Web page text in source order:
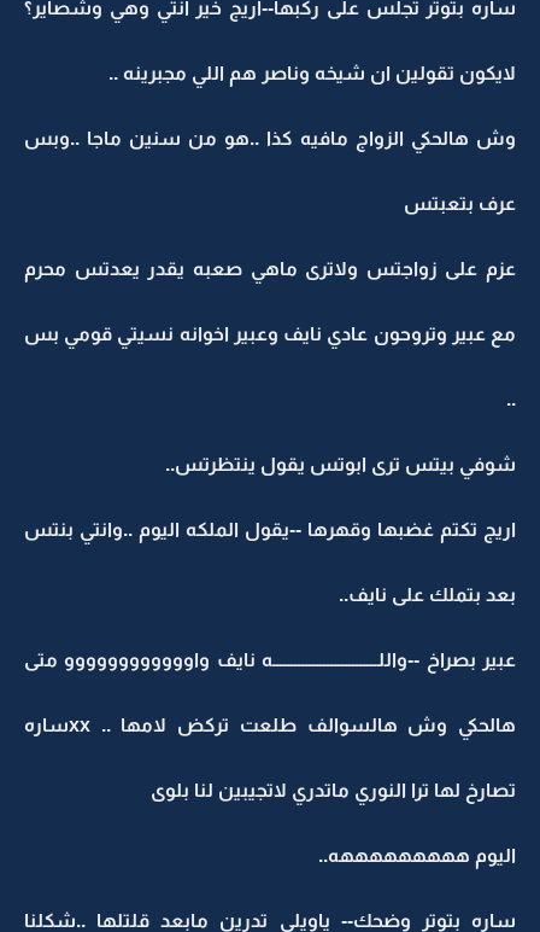
ساره بتوتر تجلس على ركبها--اريج خير انتي وهي وشصاير؟
لايكون تقولين ان شيخه وناصر هم اللي مجبرينه ..
وش هالحكي الزواج مافيه كذا ..هو من سنين ماجا ..وبس
عرف بتعبتس
عزم على زواجتس ولاترى ماهي صعبه يقدر يعدتس محرم
مع عبير وتروحون عادي نايف وعبير اخوانه نسيتي قومي بس
..
شوفي بيتس ترى ابوتس يقول ينتظرتس..
اريج تكتم غضبها وقهرها --يقول الملكه اليوم ..وانتي بنتس
بعد بتملك على نايف..
عبير بصراخ --واللـــــــــــــــــــــــــــــه نايف واوووووووووووو متى
هالحكي وش هالسوالف طلعت تركض لامها .. xxساره
تصارخ لها ترا النوري ماتدري لاتجيبين لنا بلوى
اليوم هههههههههه..
ساره بتوتر وضحك-- ياويلي تدرين مابعد قلتلها ..شكلنا